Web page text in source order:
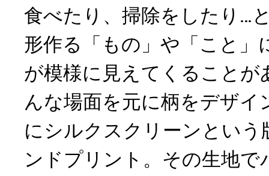
食べたり、掃除をしたり…
形作る「もの」や「こと」
が模様に見えてくることが
んな場面を元に柄をデザイ
にシルクスクリーンという
ンドプリント。その生地